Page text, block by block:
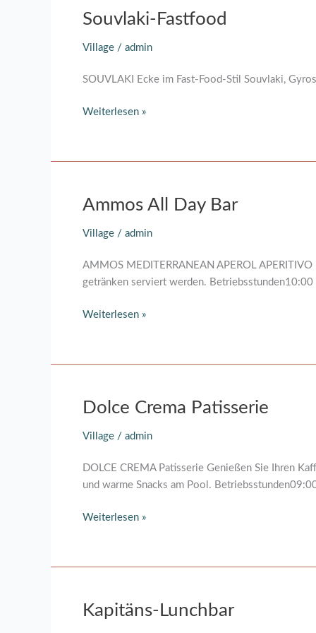
Souvlaki-Fastfood
Village / admin
SOUVLAKI Ecke im Fast-Food-Stil Souvlaki,
Souvlaki-
Weiterlesen »
Ammos All Day Bar
Village / admin
AMMOS MEDITERRANEAN APEROL
getränken serviert werden.
Ammos
Day
Weiterlesen »
Dolce Crema Patisserie
Village / admin
DOLCE CREMA Patisserie Genießen Sie Ihren
und warme Snacks am Pool.
Dolce
Patisserie
Weiterlesen »
Kapitäns-Lunchbar
Kapitäns-